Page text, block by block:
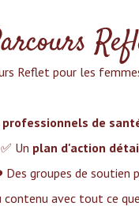
Reflet pour les
professionnels de
✅ Un plan d'action
groupes de soutien
contenu avec tout ce